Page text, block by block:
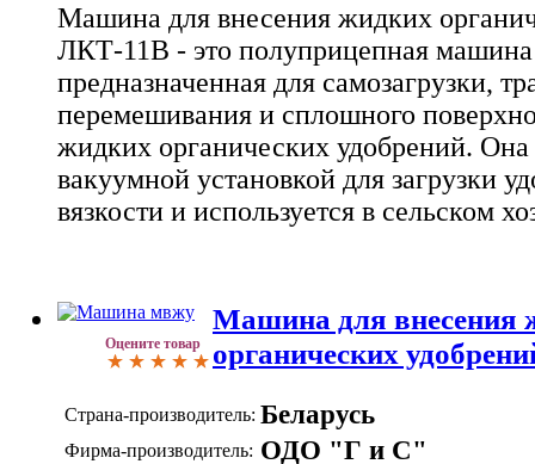
Машина для внесения жидких
ЛКТ-11В - это полуприцепная машина
предназначенная для самозагрузки,
перемешивания и сплошного
жидких органических удобрений.
вакуумной установкой для загрузки
вязкости и используется в сельском
Оцените товар
Машина для внесения
органических
Страна-производитель: Беларусь
Фирма-производитель: ОДО "Г и С"